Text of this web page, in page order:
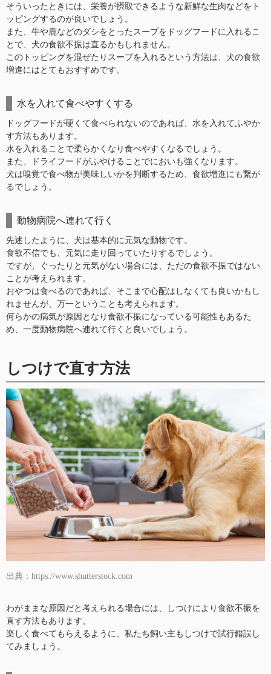
そういったときには、栄養が摂取できるような新鮮な生肉などをト
ッピングするのが良いでしょう。
また、牛や鹿などのダシをとったスープをドッグフードに入れるこ
とで、犬の食欲不振は直るかもしれません。
このトッピングを混ぜたりスープを入れるという方法は、犬の食欲
増進にはとてもおすすめです。
水を入れて食べやすくする
ドッグフードが硬くて食べられないのであれば、水を入れてふやか
す方法もあります。
水を入れることで柔らかくなり食べやすくなるでしょう。
また、ドライフードがふやけることでにおいも強くなります。
犬は嗅覚で食べ物が美味しいかを判断するため、食欲増進にも繋が
るでしょう。
動物病院へ連れて行く
先述したように、犬は基本的に元気な動物です。
食欲不信でも、元気に走り回っていたりするでしょう。
ですが、ぐったりと元気がない場合には、ただの食欲不振ではない
ことが考えられます。
おやつは食べるのであれば、そこまで心配はしなくても良いかもし
れませんが、万一ということも考えられます。
何らかの病気が原因となり食欲不振になっている可能性もあるた
め、一度動物病院へ連れて行くと良いでしょう。
しつけで直す方法
出典：https://www.shutterstock.com
わがままな原因だと考えられる場合には、しつけにより食欲不振を
直す方法もあります。
楽しく食べてもらえるように、私たち飼い主もしつけで試行錯誤し
てみましょう。